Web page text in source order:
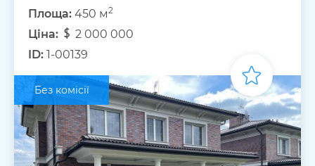
Площа: 450 м2
Ціна:
2 000 000
ID: 1-00139
Без комісії